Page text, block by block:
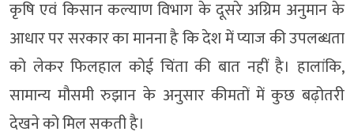
कृषि एवं किसान कल्याण विभाग के दूसरे अग्रिम अनुमान के
आधार पर सरकार का मानना है कि देश में प्याज की उपलब्धता
को लेकर फिलहाल कोई चिंता की बात नहीं है। हालांकि,
सामान्य मौसमी रुझान के अनुसार कीमतों में कुछ बढ़ोतरी
देखने को मिल सकती है।